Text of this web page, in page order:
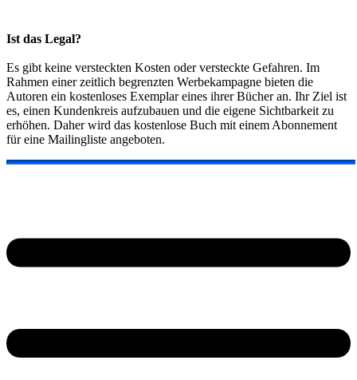
Ist das Legal?
Es gibt keine versteckten Kosten oder versteckte Gefahren. Im
Rahmen einer zeitlich begrenzten Werbekampagne bieten die
Autoren ein kostenloses Exemplar eines ihrer Bücher an. Ihr Ziel ist
es, einen Kundenkreis aufzubauen und die eigene Sichtbarkeit zu
erhöhen. Daher wird das kostenlose Buch mit einem Abonnement
für eine Mailingliste angeboten.